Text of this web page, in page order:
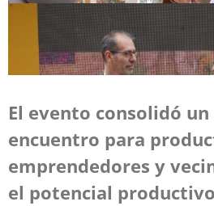
El evento consolidó un
encuentro para
emprendedores y
el potencial